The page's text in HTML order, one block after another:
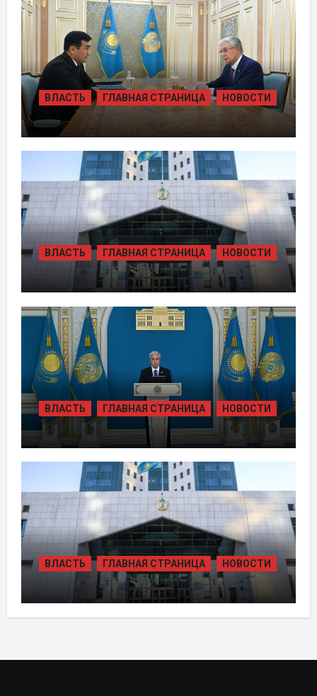
ВЛАСТЬ ГЛАВНАЯ СТРАНИЦА НОВОСТИ
ПРЕЗИДЕНТ ПРИНЯЛ ПРЕДСЕДАТЕЛЯ
ПРАВЛЕНИЯ ХОЛДИНГА «БАЙТЕРЕК»
ВЛАСТЬ ГЛАВНАЯ СТРАНИЦА НОВОСТИ
ЖАМБЫЛЬСКОЙ ОБЛАСТИ БОЛЕЕ 80
ТЫСЯЧ ЖИТЕЛЕЙ ОБЕСПЕЧИЛИ
ГАЗОМ ЗА СЧЁТ ВОЗВРАЩЁННЫХ
АКТИВОВ
ВЛАСТЬ ГЛАВНАЯ СТРАНИЦА НОВОСТИ
ТОКАЕВ ДАЛ СТАРТ
СТРОИТЕЛЬСТВУ НЕСКОЛЬКИХ
КРУПНЫХ АВТОМОБИЛЬНЫХ ДОРОГ
ВЛАСТЬ ГЛАВНАЯ СТРАНИЦА НОВОСТИ
В КАЗАХСТАНЕ УТВЕРЖДЕН ПЛАН
РАЗВИТИЯ ГИДРОЭНЕРГЕТИКИ ДО